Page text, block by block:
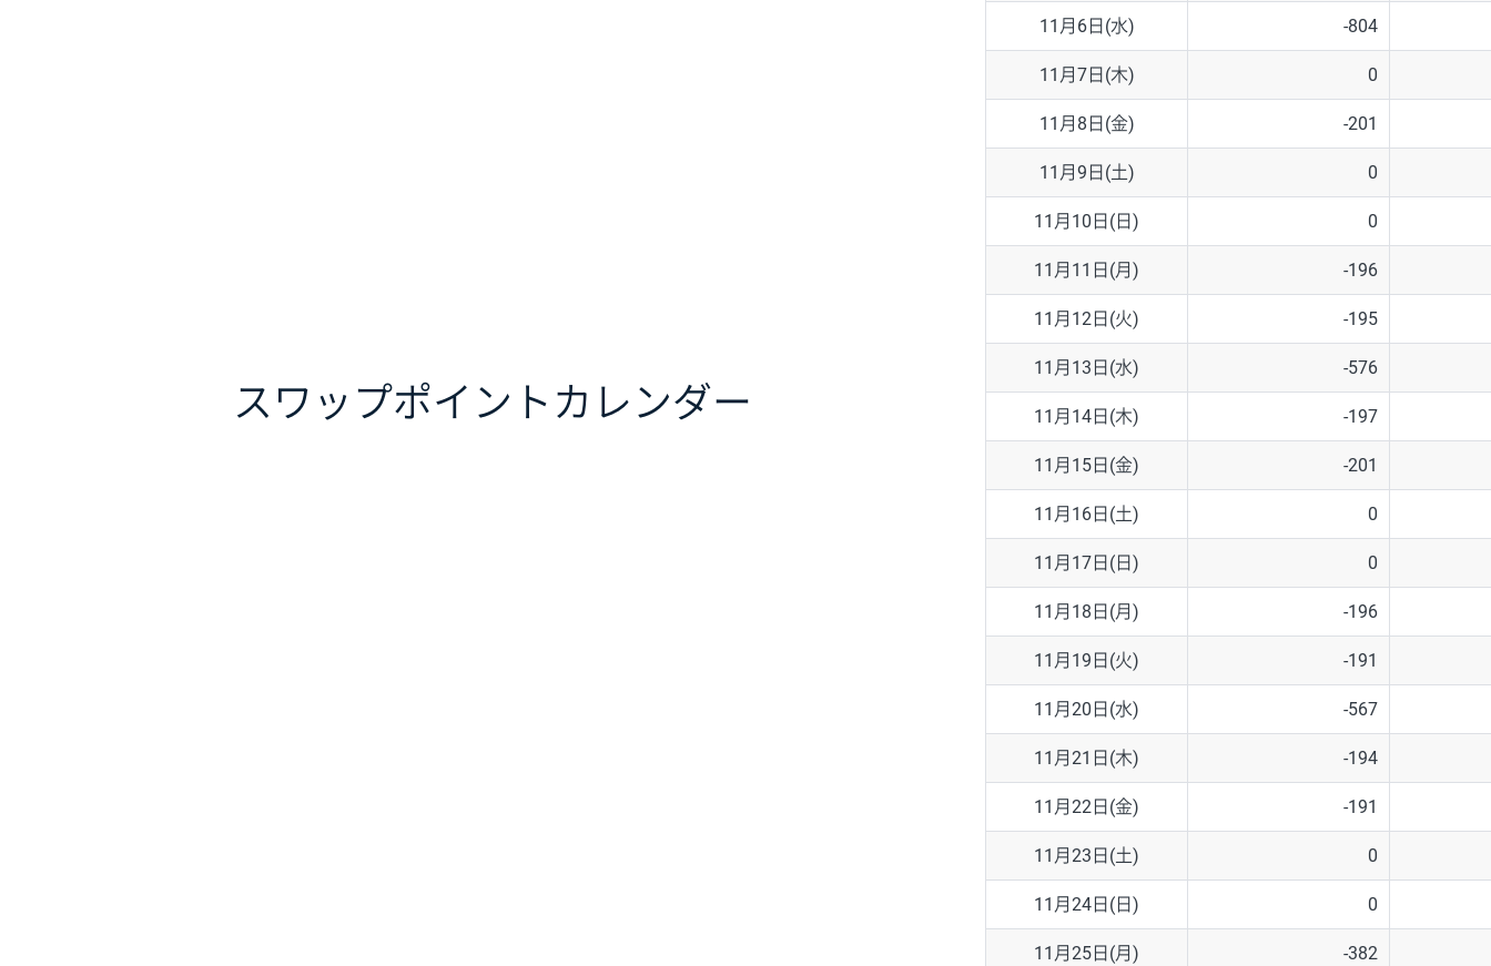
スワップポイント カレンダー
EUR/CHF 111円
GBP/CHF 220円
USD/CHF 160円
※2026/6/30の当社のスワップポイントおよび、同日の為替レートに
※取引証拠金は同日の当社為替レート（ニューヨーククローズ・MIDレ
※ハンガリーフォリント/円と南アフリカランド/円とメキシコペソ/
11月6日(水) -804
11月7日(木) 0
11月8日(金) -201
11月9日(土) 0
11月10日(日) 0
11月11日(月) -196
11月12日(火) -195
11月13日(水) -576
11月14日(木) -197
11月15日(金) -201
11月16日(土) 0
11月17日(日) 0
11月18日(月) -196
11月19日(火) -191
11月20日(水) -567
11月21日(木) -194
11月22日(金) -191
11月23日(土) 0
11月24日(日) 0
11月25日(月) -382